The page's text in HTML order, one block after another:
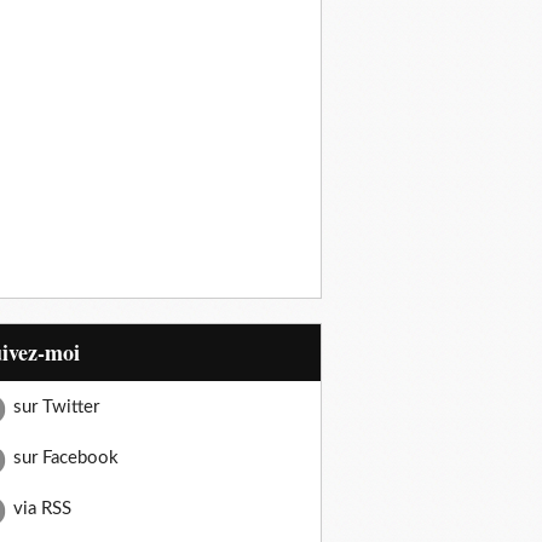
moi
sur Twitter
sur Facebook
via RSS